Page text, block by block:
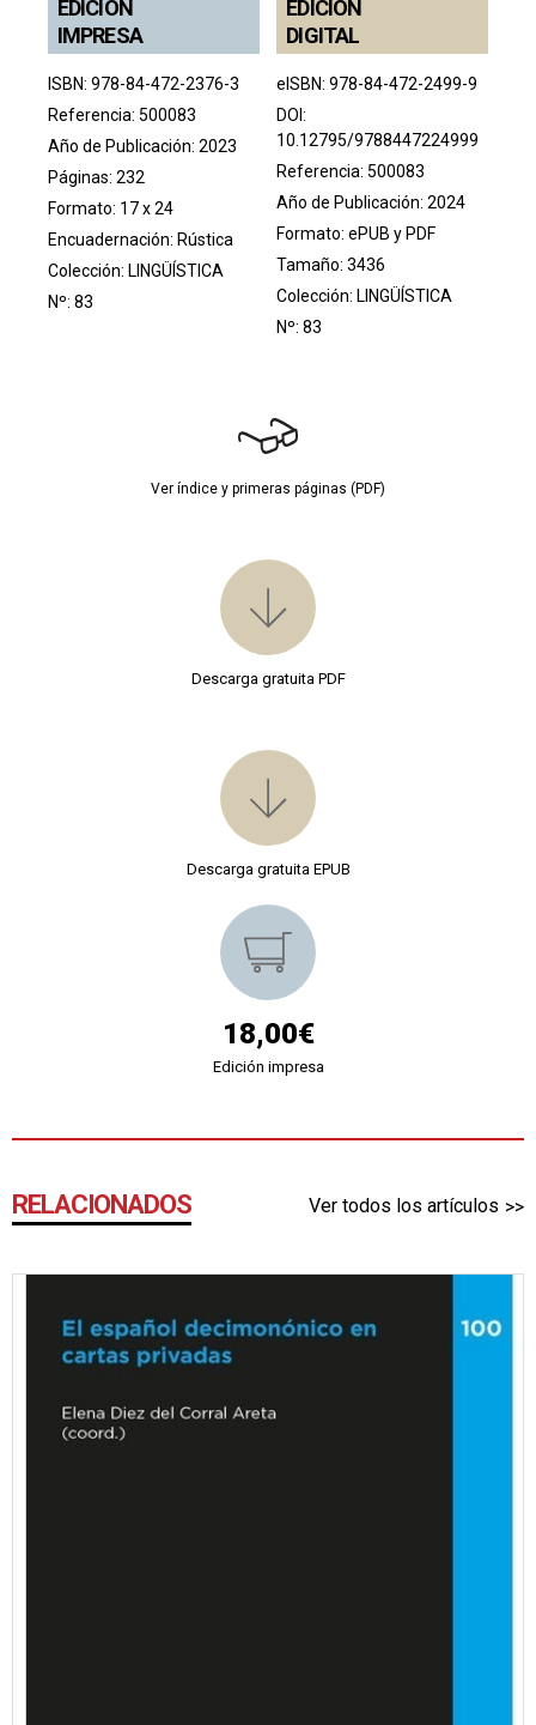
EDICIÓN
IMPRESA
ISBN: 978-84-472-2376-3
Referencia: 500083
Año de Publicación: 2023
Páginas: 232
Formato: 17 x 24
Encuadernación: Rústica
Colección: LINGÜÍSTICA
Nº: 83
EDICIÓN
DIGITAL
eISBN: 978-84-472-2499-9
DOI:
10.12795/9788447224999
Referencia: 500083
Año de Publicación: 2024
Formato: ePUB y PDF
Tamaño: 3436
Colección: LINGÜÍSTICA
Nº: 83
Ver índice y primeras páginas (PDF)
Descarga gratuita PDF
Descarga gratuita EPUB
18,00€
Edición impresa
RELACIONADOS Ver todos los artículos